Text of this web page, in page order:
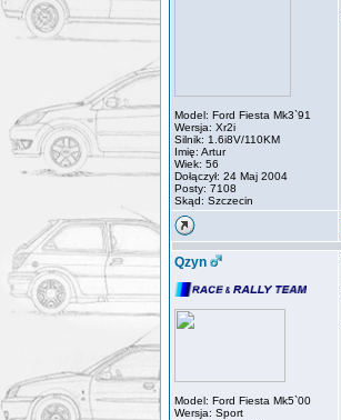
Model: Ford Fiesta Mk3`91
Wersja: Xr2i
Silnik: 1.6i8V/110KM
Imię: Artur
Wiek: 56
Dołączył: 24 Maj 2004
Posty: 7108
Skąd: Szczecin
Qzyn
Model: Ford Fiesta Mk5`00
Wersja: Sport